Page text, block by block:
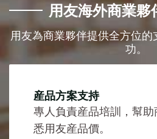
用友海外商業夥
用友為商業夥伴提供全方位
功。
産品方案支持
專人負責産品培訓，幫
悉用友産品價。